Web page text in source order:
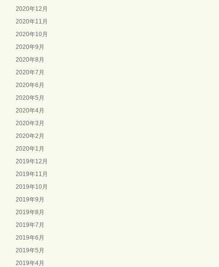
2020年12月
2020年11月
2020年10月
2020年9月
2020年8月
2020年7月
2020年6月
2020年5月
2020年4月
2020年3月
2020年2月
2020年1月
2019年12月
2019年11月
2019年10月
2019年9月
2019年8月
2019年7月
2019年6月
2019年5月
2019年4月